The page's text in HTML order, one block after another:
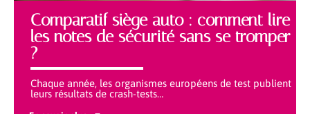
Comparatif siège auto : comment lire
les notes de sécurité sans se tromper
?
Chaque année, les organismes européens de test publient
leurs résultats de crash-tests…